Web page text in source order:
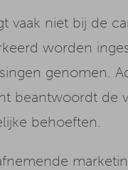
vaak niet bij de
worden
genomen.
beantwoordt de
behoeften.